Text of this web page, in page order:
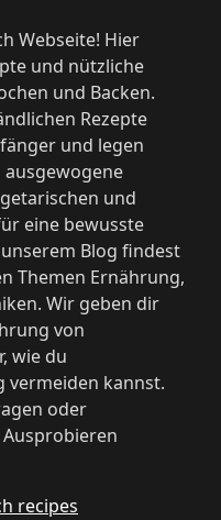
Webseite! Hier
und nützliche
und Backen.
Rezepte
und legen
und
eine bewusste
Blog findest
Themen Ernährung,
Wir geben dir
von
wie du
vermeiden kannst.
oder
recipes